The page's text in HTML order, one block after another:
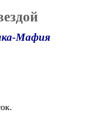
Мафия